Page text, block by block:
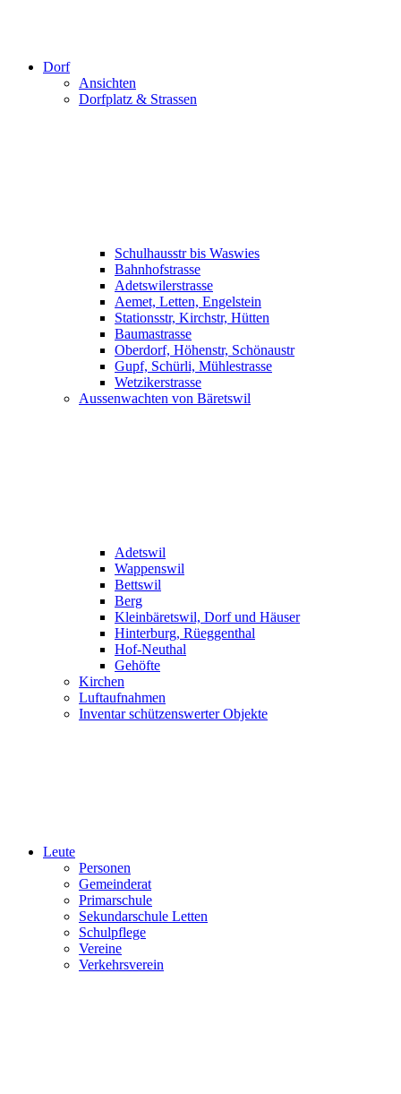
Dorf
Ansichten
Dorfplatz & Strassen
Schulhausstr bis Waswies
Bahnhofstrasse
Adetswilerstrasse
Aemet, Letten, Engelstein
Stationsstr, Kirchstr, Hütten
Baumastrasse
Oberdorf, Höhenstr, Schönaustr
Gupf, Schürli, Mühlestrasse
Wetzikerstrasse
Aussenwachten von Bäretswil
Adetswil
Wappenswil
Bettswil
Berg
Kleinbäretswil, Dorf und Häuser
Hinterburg, Rüeggenthal
Hof-Neuthal
Gehöfte
Kirchen
Luftaufnahmen
Inventar schützenswerter Objekte
Leute
Personen
Gemeinderat
Primarschule
Sekundarschule Letten
Schulpflege
Vereine
Verkehrsverein